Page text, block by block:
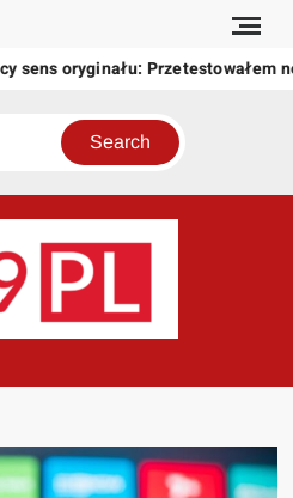
oryginału: Przetestowałem
świat